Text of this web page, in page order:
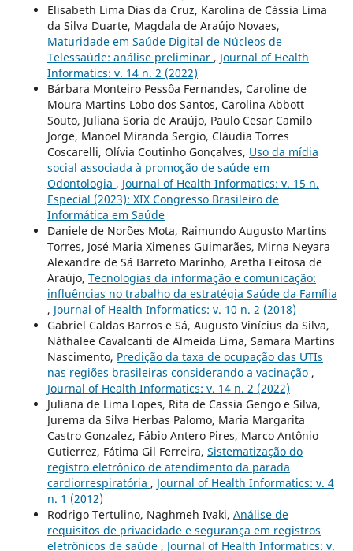
Elisabeth Lima Dias da Cruz, Karolina de Cássia Lima
da Silva Duarte, Magdala de Araújo Novaes,
Maturidade em Saúde Digital de Núcleos de
Telessaúde: análise preliminar , Journal of Health
Informatics: v. 14 n. 2 (2022)
Bárbara Monteiro Pessôa Fernandes, Caroline de
Moura Martins Lobo dos Santos, Carolina Abbott
Souto, Juliana Soria de Araújo, Paulo Cesar Camilo
Jorge, Manoel Miranda Sergio, Cláudia Torres
Coscarelli, Olívia Coutinho Gonçalves, Uso da mídia
social associada à promoção de saúde em
Odontologia , Journal of Health Informatics: v. 15 n.
Especial (2023): XIX Congresso Brasileiro de
Informática em Saúde
Daniele de Norões Mota, Raimundo Augusto Martins
Torres, José Maria Ximenes Guimarães, Mirna Neyara
Alexandre de Sá Barreto Marinho, Aretha Feitosa de
Araújo, Tecnologias da informação e comunicação:
influências no trabalho da estratégia Saúde da Família
, Journal of Health Informatics: v. 10 n. 2 (2018)
Gabriel Caldas Barros e Sá, Augusto Vinícius da Silva,
Náthalee Cavalcanti de Almeida Lima, Samara Martins
Nascimento, Predição da taxa de ocupação das UTIs
nas regiões brasileiras considerando a vacinação ,
Journal of Health Informatics: v. 14 n. 2 (2022)
Juliana de Lima Lopes, Rita de Cassia Gengo e Silva,
Jurema da Silva Herbas Palomo, Maria Margarita
Castro Gonzalez, Fábio Antero Pires, Marco Antônio
Gutierrez, Fátima Gil Ferreira, Sistematização do
registro eletrônico de atendimento da parada
cardiorrespiratória , Journal of Health Informatics: v. 4
n. 1 (2012)
Rodrigo Tertulino, Naghmeh Ivaki, Análise de
requisitos de privacidade e segurança em registros
eletrônicos de saúde , Journal of Health Informatics: v.